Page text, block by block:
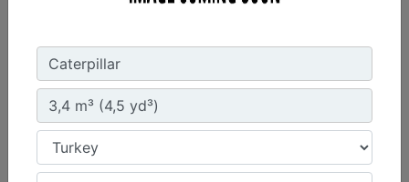
107.4 inç - 2727 mm
54.3 inç - 1378 mm
Ağırlık :
2220.1 lb - 1007 kg